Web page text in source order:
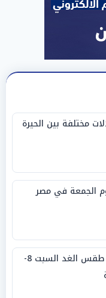
مختلفة بين الحيرة
الجمعة في مصر
«الأرصاد» تعلن تفاصيل طقس الغد السبت 8-